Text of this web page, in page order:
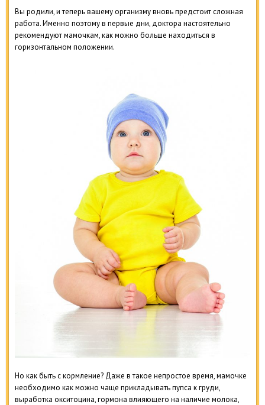
Вы родили, и теперь вашему организму вновь предстоит сложная
работа. Именно поэтому в первые дни, доктора настоятельно
рекомендуют мамочкам, как можно больше находиться в
горизонтальном положении.
Но как быть с кормление? Даже в такое непростое время, мамочке
необходимо как можно чаще прикладывать пупса к груди,
выработка окситоцина, гормона влияющего на наличие молока,